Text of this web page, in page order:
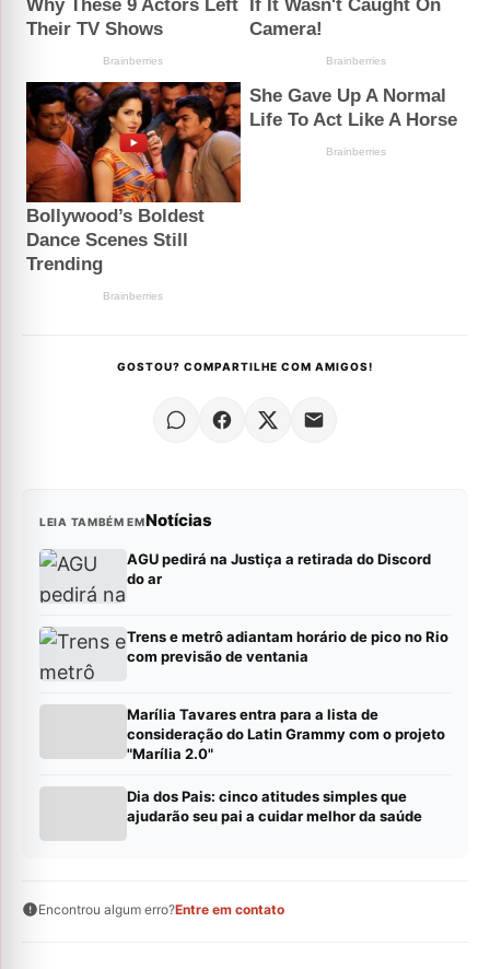
GOSTOU? COMPARTILHE COM AMIGOS!
LEIA TAMBÉM EMNotícias
AGU pedirá na Justiça a retirada do Discord
do ar
Trens e metrô adiantam horário de pico no Rio
com previsão de ventania
Marília Tavares entra para a lista de
consideração do Latin Grammy com o projeto
"Marília 2.0"
Dia dos Pais: cinco atitudes simples que
ajudarão seu pai a cuidar melhor da saúde
Encontrou algum erro?Entre em contato